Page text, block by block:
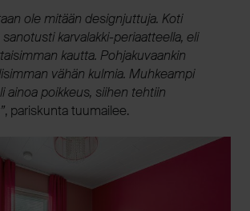
ole mitään designjuttuja. Koti
karvalakki-periaatteella, eli
kautta. Pohjakuvaankin
vähän kulmia. Muhkeampi
ainoa poikkeus, siihen tehtiin
, pariskunta tuumailee.